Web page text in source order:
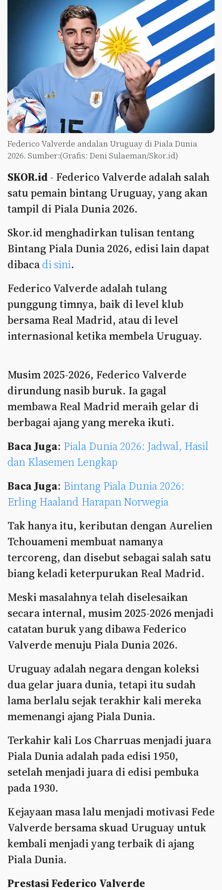
Federico Valverde andalan Uruguay di Piala Dunia
2026. Sumber:(Grafis: Deni Sulaeman/Skor.id)
SKOR.id - Federico Valverde adalah salah
satu pemain bintang Uruguay, yang akan
tampil di Piala Dunia 2026.
Skor.id menghadirkan tulisan tentang
Bintang Piala Dunia 2026, edisi lain dapat
dibacadi sini.
Federico Valverde adalah tulang
punggung timnya, baik di level klub
bersama Real Madrid, atau di level
internasional ketika membela Uruguay.
Musim 2025-2026, Federico Valverde
dirundung nasib buruk. Ia gagal
membawa Real Madrid meraih gelar di
berbagai ajang yang mereka ikuti.
Baca Juga: Piala Dunia 2026: Jadwal, Hasil
dan Klasemen Lengkap
Baca Juga: Bintang Piala Dunia 2026:
Erling Haaland Harapan Norwegia
Tak hanya itu, keributan dengan Aurelien
Tchouameni membuat namanya
tercoreng, dan disebut sebagai salah satu
biang keladi keterpurukan Real Madrid.
Meski masalahnya telah diselesaikan
secara internal, musim 2025-2026 menjadi
catatan buruk yang dibawa Federico
Valverde menuju Piala Dunia 2026.
Uruguay adalah negara dengan koleksi
dua gelar juara dunia, tetapi itu sudah
lama berlalu sejak terakhir kali mereka
memenangi ajang Piala Dunia.
Terkahir kali Los Charruas menjadi juara
Piala Dunia adalah pada edisi 1950,
setelah menjadi juara di edisi pembuka
pada 1930.
Kejayaan masa lalu menjadi motivasi Fede
Valverde bersama skuad Uruguay untuk
kembali menjadi yang terbaik di ajang
Piala Dunia.
Prestasi Federico Valverde